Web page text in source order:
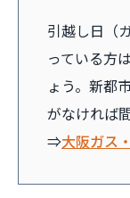
引越し日（
っている方
ょう。新都
がなければ
⇒大阪ガス